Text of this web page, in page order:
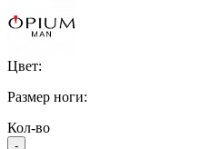
Цвет:
Размер ноги:
Кол-во
-